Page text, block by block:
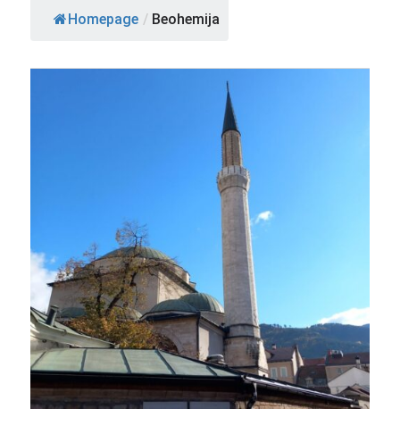
Homepage / Beohemija